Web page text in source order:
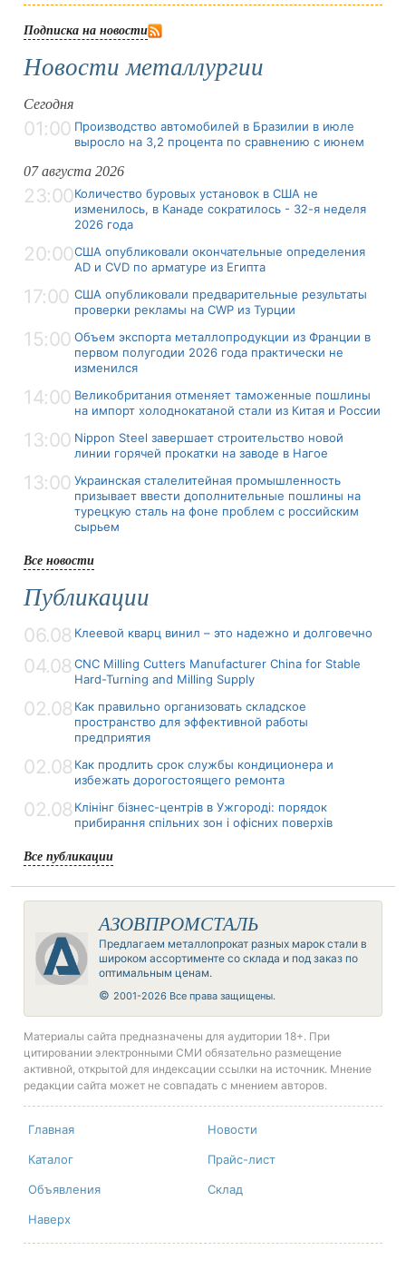
Подписка на новости
Новости металлургии
Сегодня
01:00 Производство автомобилей в Бразилии в июле
выросло на 3,2 процента по сравнению с июнем
07 августа 2026
23:00Количество буровых установок в США не
изменилось, в Канаде сократилось - 32-я неделя
2026 года
20:00США опубликовали окончательные определения
AD и CVD по арматуре из Египта
17:00 США опубликовали предварительные результаты
проверки рекламы на CWP из Турции
15:00 Объем экспорта металлопродукции из Франции в
первом полугодии 2026 года практически не
изменился
14:00 Великобритания отменяет таможенные пошлины
на импорт холоднокатаной стали из Китая и России
13:00 Nippon Steel завершает строительство новой
линии горячей прокатки на заводе в Нагое
13:00 Украинская сталелитейная промышленность
призывает ввести дополнительные пошлины на
турецкую сталь на фоне проблем с российским
сырьем
Все новости
Публикации
06.08 Клеевой кварц винил – это надежно и долговечно
04.08 CNC Milling Cutters Manufacturer China for Stable
Hard-Turning and Milling Supply
02.08 Как правильно организовать складское
пространство для эффективной работы
предприятия
02.08 Как продлить срок службы кондиционера и
избежать дорогостоящего ремонта
02.08 Клінінг бізнес-центрів в Ужгороді: порядок
прибирання спільних зон і офісних поверхів
Все публикации
АЗОВПРОМСТАЛЬ
Предлагаем металлопрокат разных марок стали в
широком ассортименте со склада и под заказ по
оптимальным ценам.
© 2001-2026 Все права защищены.
Материалы сайта предназначены для аудитории 18+. При
цитировании электронными СМИ обязательно размещение
активной, открытой для индексации ссылки на источник. Мнение
редакции сайта может не совпадать с мнением авторов.
Главная Новости
Каталог Прайс-лист
Объявления Склад
Наверх